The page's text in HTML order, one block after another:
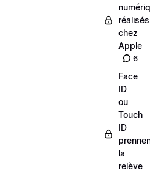
réalisés
chez
Apple
6
Face
ID
ou
Touch
ID
la
relève